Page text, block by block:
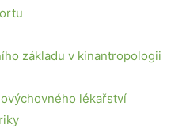
základu v kinantropologii
lékařství